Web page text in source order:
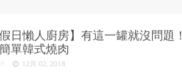
假日懶人廚房】有這一罐就沒問題！
單韓式燒肉
12月 02, 2018